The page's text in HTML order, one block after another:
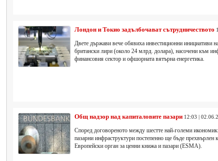
Лондон и Токио задълбочават сътрудничеството
Двете държави вече обявиха инвестиционни инициативи
британски лири (около 24 млрд. долара), насочени към
финансовия сектор и офшорната вятърна енергетика.
Общ надзор над капиталовите пазари 12:03 |
Според договореното между шестте най-големи
пазарни инфраструктури постепенно ще бъде
Европейски орган за ценни книжа и пазари (ESMA).